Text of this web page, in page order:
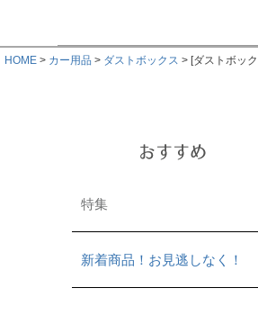
HOME カー用品 ダストボックス [ダストボッ
おすすめ
特集
新着商品！お見逃しなく！